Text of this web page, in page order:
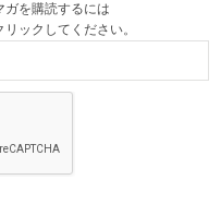
ガを購読するには
ックしてください。